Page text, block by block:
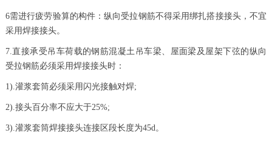
6需进行疲劳验算的构件：纵向受拉钢筋不得采用绑扎搭接接头，不宜
采用焊接接头。
7.直接承受吊车荷载的钢筋混凝土吊车梁、屋面梁及屋架下弦的纵向
受拉钢筋必须采用焊接接头时：
1).灌浆套筒必须采用闪光接触对焊;
2).接头百分率不应大于25%;
3).灌浆套筒焊接接头连接区段长度为45d。